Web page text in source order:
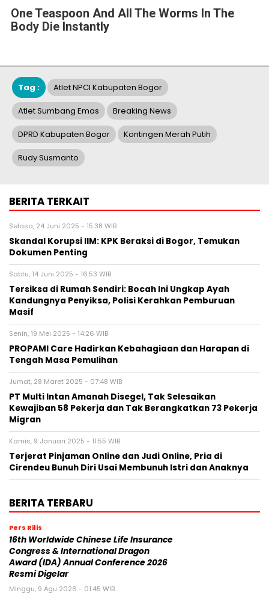
One Teaspoon And All The Worms In The
Body Die Instantly
Tag : Atlet NPCI Kabupaten Bogor
Atlet Sumbang Emas Breaking News
DPRD Kabupaten Bogor Kontingen Merah Putih
Rudy Susmanto
BERITA TERKAIT
Selasa, 24 Juni 2025 - 15:38 WIB
Skandal Korupsi IIM: KPK Beraksi di Bogor, Temukan
Dokumen Penting
Sabtu, 14 Juni 2025 - 16:53 WIB
Tersiksa di Rumah Sendiri: Bocah Ini Ungkap Ayah
Kandungnya Penyiksa, Polisi Kerahkan Pemburuan
Masif
Senin, 19 Mei 2025 - 14:26 WIB
PROPAMI Care Hadirkan Kebahagiaan dan Harapan di
Tengah Masa Pemulihan
Jumat, 28 Maret 2025 - 07:48 WIB
PT Multi Intan Amanah Disegel, Tak Selesaikan
Kewajiban 58 Pekerja dan Tak Berangkatkan 73 Pekerja
Migran
Kamis, 9 Januari 2025 - 11:55 WIB
Terjerat Pinjaman Online dan Judi Online, Pria di
Cirendeu Bunuh Diri Usai Membunuh Istri dan Anaknya
BERITA TERBARU
Pers Rilis
16th Worldwide Chinese Life Insurance
Congress & International Dragon
Award (IDA) Annual Conference 2026
Resmi Digelar
Minggu, 9 Agu 2026 - 01:45 WIB